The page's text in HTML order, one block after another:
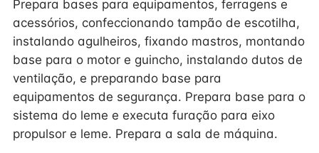
Prepara bases para equipamentos, ferragens e
acessórios, confeccionando tampão de escotilha,
instalando agulheiros, fixando mastros, montando
base para o motor e guincho, instalando dutos de
ventilação, e preparando base para
equipamentos de segurança. Prepara base para o
sistema do leme e executa furação para eixo
propulsor e leme. Prepara a sala de máquina.